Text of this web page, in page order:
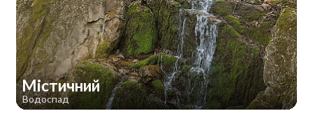
Містичний
Водоспад